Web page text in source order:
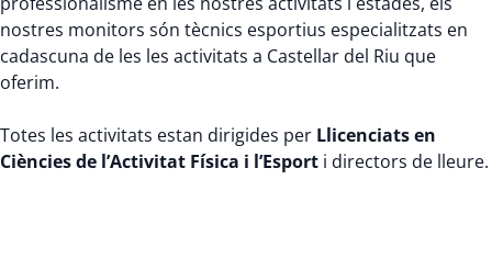
nostres monitors són tècnics esportius especialitzats en
cadascuna de les les activitats a Castellar del Riu que
oferim.
Totes les activitats estan dirigides per Llicenciats en
Ciències de l’Activitat Física i l’Esport i directors de lleure.